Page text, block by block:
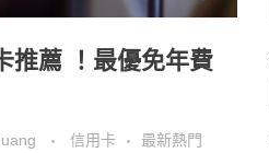
推薦 ！最優免年費
信用卡 最新熱門